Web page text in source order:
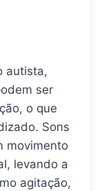
autista,
ser
o que
Sons
movimento
levando a
agitação,